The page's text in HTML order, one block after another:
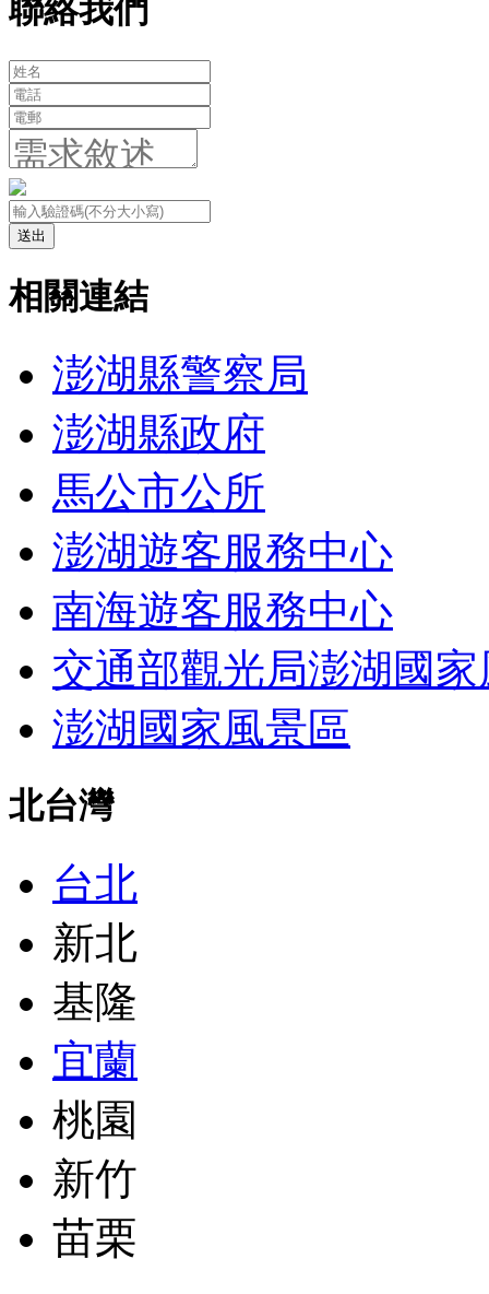
聯絡我們
送出
相關連結
澎湖縣警察局
澎湖縣政府
馬公市公所
澎湖遊客服務中心
南海遊客服務中心
交通部觀光局澎湖國
澎湖國家風景區
北台灣
台北
新北
基隆
宜蘭
桃園
新竹
苗栗